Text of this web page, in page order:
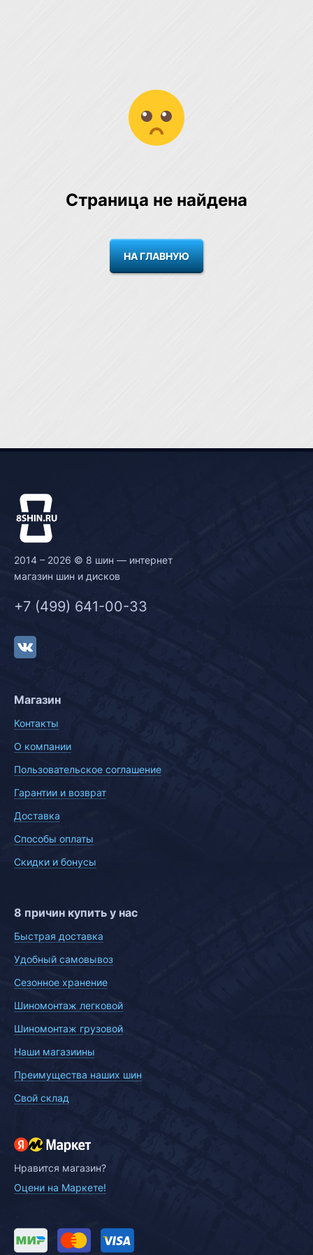
Страница не найдена
НА ГЛАВНУЮ
2014 – 2026 © 8 шин — интернет
магазин шин и дисков
+7 (499) 641-00-33
Магазин
Контакты
О компании
Пользовательское соглашение
Гарантии и возврат
Доставка
Способы оплаты
Скидки и бонусы
8 причин купить у нас
Быстрая доставка
Удобный самовывоз
Сезонное хранение
Шиномонтаж легковой
Шиномонтаж грузовой
Наши магазиины
Преимущества наших шин
Свой склад
Нравится магазин?
Оцени на Маркете!